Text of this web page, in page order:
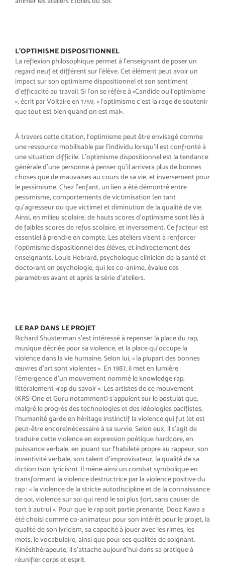
L’OPTIMISME DISPOSITIONNEL
La réflexion philosophique permet à l’enseignant de poser un
regard neuf et différent sur l’élève. Cet élément peut avoir un
impact sur son optimisme dispositionnel et son sentiment
d’efficacité au travail. Si l’on se réfère à «Candide ou l’optimisme
», écrit par Voltaire en 1759, « l’optimisme c’est la rage de soutenir
que tout est bien quand on est mal».
À travers cette citation, l’optimisme peut être envisagé comme
une ressource mobilisable par l’individu lorsqu’il est confronté à
une situation difficile. L’optimisme dispositionnel est la tendance
généraled’une personne à penser qu’il arrivera plus de bonnes
choses que de mauvaises au cours de sa vie, et inversement pour
le pessimisme. Chez l’enfant, un lien a été démontré entre
pessimisme, comportements de victimisation (en tant
qu’agresseur ou que victime) et diminution de la qualité de vie.
Ainsi, en milieu scolaire, de hauts scores d’optimisme sont liés à
de faibles scores de refus scolaire, et inversement. Ce facteur est
essentiel à prendre en compte. Lesateliers visent à renforcer
l’optimisme dispositionnel des élèves, et indirectement des
enseignants. Louis Hebrard, psychologue clinicien de la santé et
doctorant en psychologie, qui les co-anime, évalueces
paramètres avant et après la série d’ateliers.
LE RAP DANS LE PROJET
Richard Shusterman s’est intéresséà repenser la place du rap,
musiquedécriée pour sa violence, et la placequ’occupe la
violence dans la vie humaine. Selon lui, « la plupart des bonnes
œuvres d’art sont violentes». En 1987, il met en lumière
l’émergence d’un mouvement nommé le knowledge rap,
littéralement «rap du savoir». Les artistes de ce mouvement
(KRS-One et Guru notamment) s’appuient sur le postulat que,
malgré le progrès des technologieset des idéologies pacifistes,
l’humanité garde en héritage instinctif la violence qui fut (et est
peut-être encore)nécessaire à sa survie. Selon eux, il s’agit de
traduire cette violence en expression poétique hardcore, en
puissance verbale, en jouant sur l’habileté propre au rappeur, son
inventivité verbale, son talent d’improvisateur, la qualité de sa
diction (son lyricism). Il mène ainsi un combat symbolique en
transformant la violence destructrice par la violence positive du
rap: « la violence de la stricte autodiscipline et de la connaissance
de soi, violence sur soi qui rend le soi plus fort, sans causer de
tort à autrui». Pour que le rap soit partie prenante, Dooz Kawa a
été choisicomme co-animateur pour son intérêt pour le projet, la
qualité de son lyricism, sa capacité à jouer avec les rimes, les
mots, le vocabulaire, ainsique pour ses qualités de soignant.
Kinésithérapeute, il s’attache aujourd’hui dans sa pratique à
réunifier corps et esprit.